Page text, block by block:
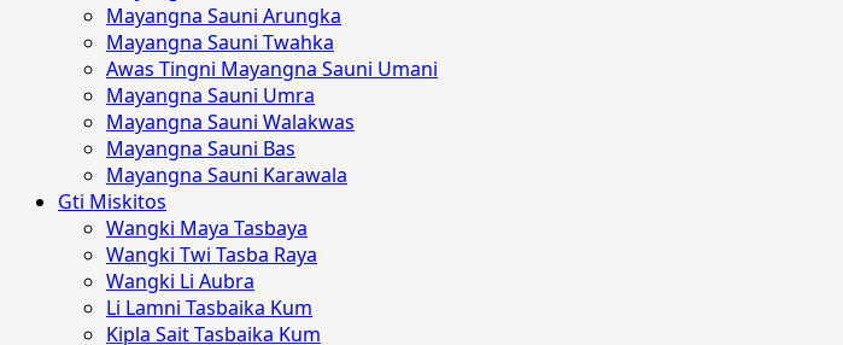
Mayangna Sauni Arungka
Mayangna Sauni Twahka
Awas Tingni Mayangna Sauni Umani
Mayangna Sauni Umra
Mayangna Sauni Walakwas
Mayangna Sauni Bas
Mayangna Sauni Karawala
Gti Miskitos
Wangki Maya Tasbaya
Wangki Twi Tasba Raya
Wangki Li Aubra
Li Lamni Tasbaika Kum
Kipla Sait Tasbaika Kum